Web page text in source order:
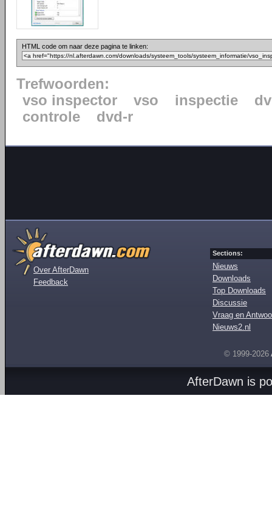
HTML code om naar deze pagina te linken:
Trefwoorden:
vso inspector
vso inspectie
controle
dvd-r
Over AfterDawn
Feedback
Sections:
Nieuws
Downloads
Top Downloads
Discussie
Vraag en
Nieuws2.nl
© 1999-2026
AfterDawn is